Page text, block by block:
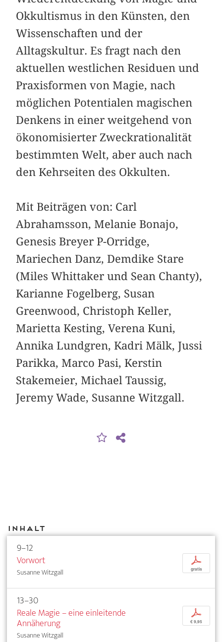
Okkultismus in den Künsten, den
Wissenschaften und der
Alltagskultur. Es fragt nach den
aktuellen westlichen Residuen und
Praxisformen von Magie, nach
möglichen Potentialen magischen
Denkens in einer weitgehend von
ökonomisierter Zweckrationalität
bestimmten Welt, aber auch nach
den Kehr­seiten des Okkulten.
Mit Beiträgen von: Carl
Abrahamsson, Melanie Bonajo,
Genesis Breyer P-Orridge,
Mariechen Danz, Demdike Stare
(Miles Whittaker und Sean Chanty),
Karianne Fogelberg, Susan
Greenwood, Christoph Keller,
Marietta Kesting, Verena Kuni,
Annika Lundgren, Kadri Mälk, Jussi
Parikka, Marco Pasi, Kerstin
Stakemeier, Michael Taussig,
Jeremy Wade, Susanne Witzgall.
Inhalt
9–12
Vorwort
Susanne Witzgall
p
gratis
13–30
Reale Magie – eine einleitende
Annäherung
Susanne Witzgall
p
€ 9,95